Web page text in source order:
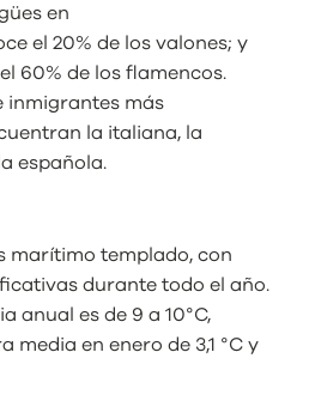
en
el 20% de los valones; y
60% de los flamencos.
inmigrantes más
la italiana, la
española.
marítimo templado, con
durante todo el año.
anual es de 9 a 10°C,
media en enero de 3,1 °C y